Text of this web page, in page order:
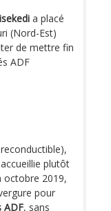
a placé
(Nord-Est)
de mettre fin
ADF
plutôt
octobre 2019,
pour
ADF, sans